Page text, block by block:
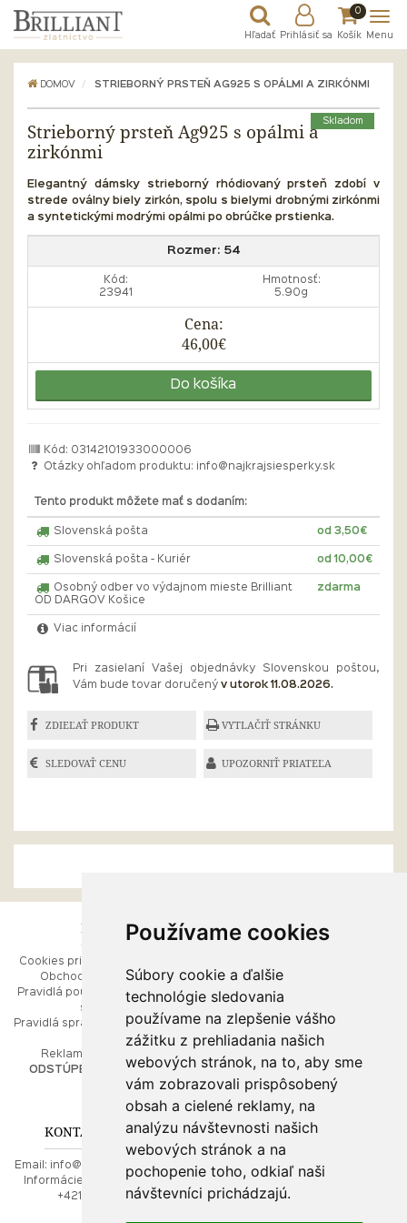
Používame cookies
Súbory cookie a ďalšie
technológie sledovania
používame na zlepšenie vášho
zážitku z prehliadania našich
webových stránok, na to, aby sme
vám zobrazovali prispôsobený
obsah a cielené reklamy, na
analýzu návštevnosti našich
webových stránok a na
pochopenie toho, odkiaľ naši
návštevníci prichádzajú.
Hľadať Prihlásiť sa
0
Košík Menu
DOMOV STRIEBORNÝ PRSTEŇ AG925 S OPÁLMI A ZIRKÓNMI
Skladom
Strieborný prsteň Ag925 s opálmi a
zirkónmi
Elegantný dámsky strieborný rhódiovaný prsteň zdobí v
strede oválny biely zirkón, spolu s bielymi drobnými zirkónmi
a syntetickými modrými opálmi po obrúčke prstienka.
Rozmer: 54
Kód:
23941
Hmotnosť:
5.90g
Cena:
46,00€
Do košíka
Kód: 03142101933000006
Otázky ohľadom produktu:
info@najkrajsiesperky.sk
Tento produkt môžete mať s dodaním:
Slovenská pošta od 3,50€
Slovenská pošta - Kuriér od 10,00€
Osobný odber vo výdajnom mieste Brilliant
OD DARGOV Košice
zdarma
Viac informácií
Pri zasielaní Vašej objednávky Slovenskou poštou,
Vám bude tovar doručený v utorok 11.08.2026.
ZDIEĽAŤ PRODUKT VYTLAČIŤ STRÁNKU
SLEDOVAŤ CENU UPOZORNIŤ PRIATEĽA
ESHOP
Cookies pri prezeraní stránok
Obchodné podmienky
Pravidlá používania webových
stránok
Pravidlá spracúvania osobných
Reklamačný poriadok
ODSTÚPENIE OD ZMLUVY
RÝCHLE MENU
Ako balíme Vaše šperky
Kontaktujte nás
PORADŇA
Ako nakupovať
O drahých kovoch
Doprava a poštovné
KONTAKT NA NÁS
Email:
info@najkrajsiesperky.sk
Informácie:
+421917 881556,
+421556224323